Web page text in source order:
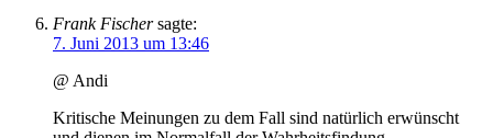
Frank Fischer sagte:
7. Juni 2013 um 13:46
@ Andi
Kritische Meinungen zu dem Fall sind natürlich erwünscht